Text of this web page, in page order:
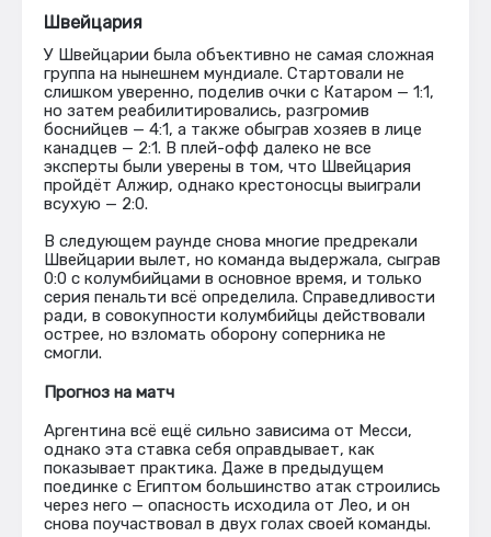
Швейцария
У Швейцарии была объективно не самая сложная
группа на нынешнем мундиале. Стартовали не
слишком уверенно, поделив очки с Катаром — 1:1,
но затем реабилитировались, разгромив
боснийцев — 4:1, а также обыграв хозяев в лице
канадцев — 2:1. В плей-офф далеко не все
эксперты были уверены в том, что Швейцария
пройдёт Алжир, однако крестоносцы выиграли
всухую — 2:0.
В следующем раунде снова многие предрекали
Швейцарии вылет, но команда выдержала, сыграв
0:0 с колумбийцами в основное время, и только
серия пенальти всё определила. Справедливости
ради, в совокупности колумбийцы действовали
острее, но взломать оборону соперника не
смогли.
Прогноз на матч
Аргентина всё ещё сильно зависима от Месси,
однако эта ставка себя оправдывает, как
показывает практика. Даже в предыдущем
поединке с Египтом большинство атак строились
через него — опасность исходила от Лео, и он
снова поучаствовал в двух голах своей команды.